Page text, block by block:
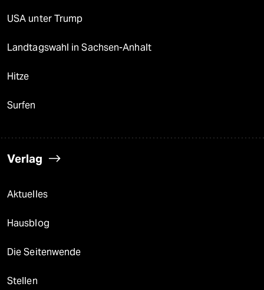
USA unter Trump
Landtagswahl in Sachsen-Anhalt
Hitze
Surfen
Verlag
Aktuelles
Hausblog
Die Seitenwende
Stellen